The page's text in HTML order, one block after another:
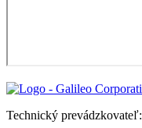
Technický prevádzkovateľ: